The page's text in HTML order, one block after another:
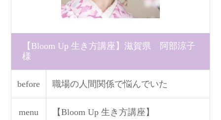
【Bloom Up 生き方講座】滋賀県 阿部涼子
様
before 職場の人間関係で悩んでいた
menu 【Bloom Up 生き方講座】